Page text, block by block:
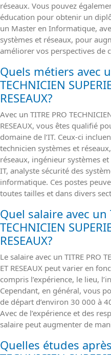
réseaux. Vous pouvez
éducation pour obtenir un
un Master en Informatique,
systèmes et réseaux, pour
améliorer vos perspectives de
Quels métiers avec
TECHNICIEN
RESEAUX?
Avec un TITRE PRO
RESEAUX, vous êtes qualifié
domaine de l’IT. Ceux-ci
technicien systèmes et
réseaux, ingénieur systèmes
IT, analyste sécurité des
informatique. Ces postes
toutes tailles et dans divers
Quel salaire avec un
TECHNICIEN
RESEAUX?
Le salaire avec un TITRE PRO
ET RESEAUX peut varier en
compris l’expérience, le lieu,
Cependant, en général, vous
de départ d’environ 30 000 à
Avec de l’expérience et des
salaire peut augmenter de
Quelles études